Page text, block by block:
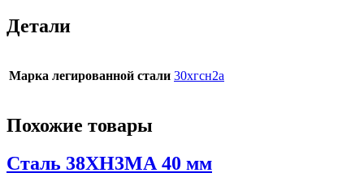
Детали
Марка легированной стали 30хгсн2а
Похожие товары
Сталь 38ХН3МА 40 мм